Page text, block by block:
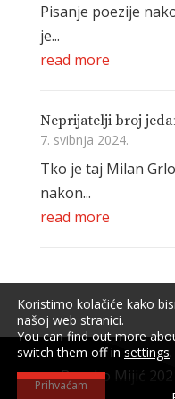
Pisanje poezije
je...
read more
Neprijatelji broj
7. svibnja 2024.
Tko je taj Milan
nakon...
read more
Branko Mijić
Koristimo kolačiće kako
našoj web stranici.
You can find out more
switch them off in settings.
Prihvaćam